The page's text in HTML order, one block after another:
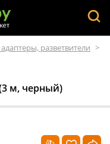
разветвители >
м, черный)